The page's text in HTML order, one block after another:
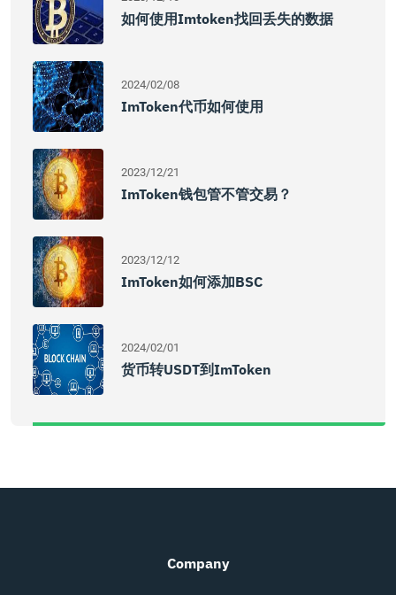
如何使用imtoken找回丢失的数据
2024/02/08
ImToken代币如何使用
2023/12/21
ImToken钱包管不管交易？
2023/12/12
ImToken如何添加BSC
2024/02/01
货币转USDT到imToken
Company